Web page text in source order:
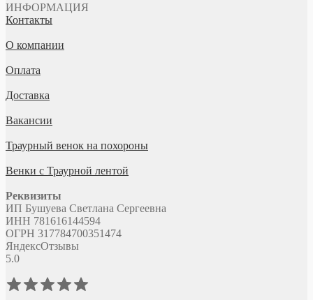
ИНФОРМАЦИЯ
Контакты
О компании
Оплата
Доставка
Вакансии
Траурный венок на похороны
Венки с Траурной лентой
Реквизиты
ИП Бушуева Светлана Сергеевна
ИНН 781616144594
ОГРН 317784700351474
ЯндексОтзывы
5.0